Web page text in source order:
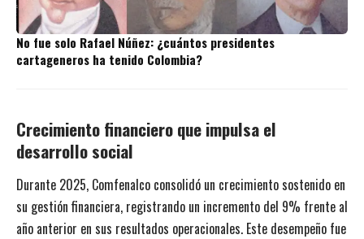
No fue solo Rafael Núñez: ¿cuántos presidentes
cartageneros ha tenido Colombia?
Crecimiento financiero que impulsa el
desarrollo social
Durante 2025, Comfenalco consolidó un crecimiento sostenido en
su gestión financiera, registrando un incremento del 9% frente al
año anterior en sus resultados operacionales. Este desempeño fue